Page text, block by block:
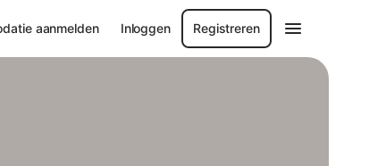
aanmelden Inloggen Registreren